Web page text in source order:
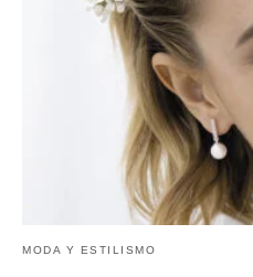
MODA Y ESTILISMO